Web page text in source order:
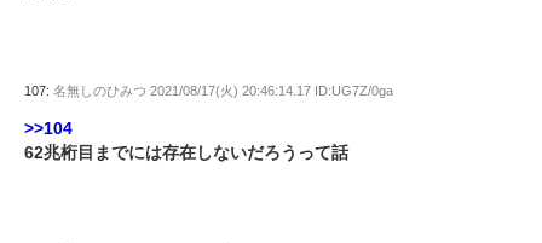
107: 名無しのひみつ 2021/08/17(火) 20:46:14.17 ID:UG7Z/0ga
>>104
62兆桁目までには存在しないだろうって話